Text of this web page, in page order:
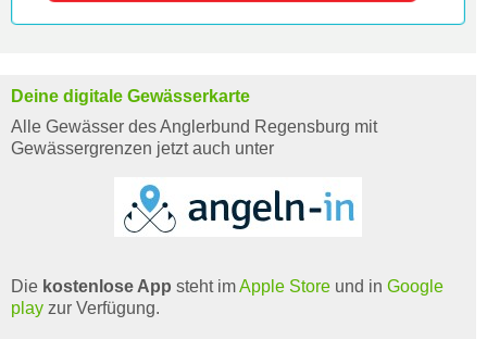
Deine digitale Gewässerkarte
Alle Gewässer des Anglerbund Regensburg mit
Gewässergrenzen jetzt auch unter
Die kostenlose App steht imApple Store und in Google
play zur Verfügung.